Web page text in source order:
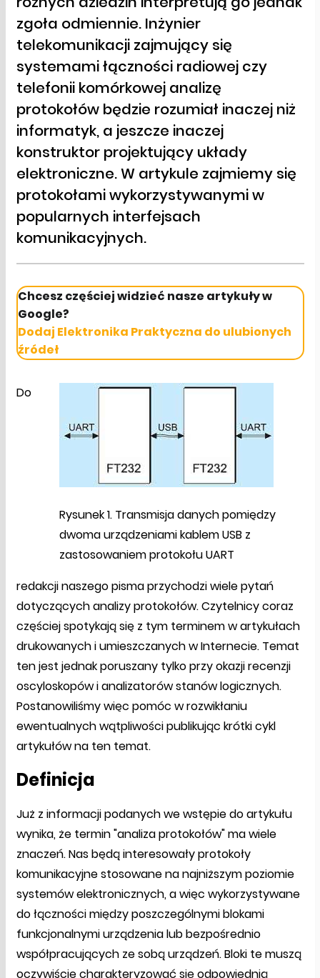
zgoła odmiennie. Inżynier
telekomunikacji zajmujący się
systemami łączności radiowej czy
telefonii komórkowej analizę
protokołów będzie rozumiał inaczej niż
informatyk, a jeszcze inaczej
konstruktor projektujący układy
elektroniczne. W artykule zajmiemy się
protokołami wykorzystywanymi w
popularnych interfejsach
komunikacyjnych.
Chcesz częściej widzieć nasze artykuły w
Google?
Dodaj Elektronika Praktyczna do ulubionych
źródeł
Rysunek 1. Transmisja danych pomiędzy
dwoma urządzeniami kablem USB z
zastosowaniem protokołu UART
Do
redakcji naszego pisma przychodzi wiele pytań
dotyczących analizy protokołów. Czytelnicy coraz
częściej spotykają się z tym terminem w artykułach
drukowanych i umieszczanych w Internecie. Temat
ten jest jednak poruszany tylko przy okazji recenzji
oscyloskopów i analizatorów stanów logicznych.
Postanowiliśmy więc pomóc w rozwikłaniu
ewentualnych wątpliwości publikując krótki cykl
artykułów na ten temat.
Definicja
Już z informacji podanych we wstępie do artykułu
wynika, że termin "analiza protokołów" ma wiele
znaczeń. Nas będą interesowały protokoły
komunikacyjne stosowane na najniższym poziomie
systemów elektronicznych, a więc wykorzystywane
do łączności między poszczególnymi blokami
funkcjonalnymi urządzenia lub bezpośrednio
współpracujących ze sobą urządzeń. Bloki te muszą
oczywiście charakteryzować się odpowiednią